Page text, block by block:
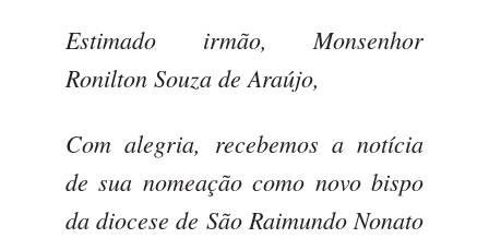
Estimado irmão, Monsenhor
Ronilton Souza de Araújo,
Com alegria, recebemos a notícia
de sua nomeação como novo bispo
da diocese de São Raimundo Nonato